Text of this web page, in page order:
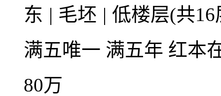
东 | 毛坯 | 低楼层(共
满五唯一 满五年 红本
80万